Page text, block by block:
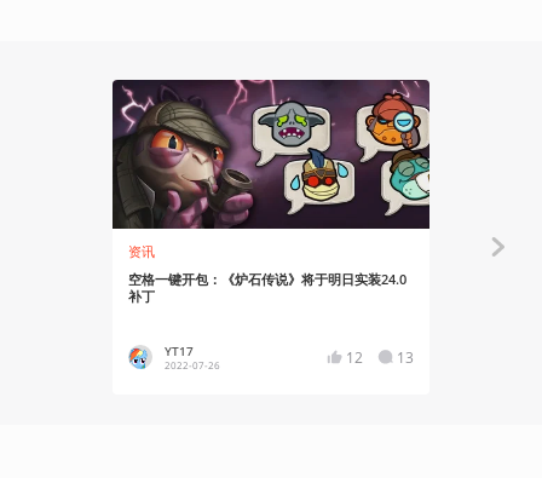
资讯
空格一键开包：《炉石传说》将于明日实装24.0
补丁
YT17
2022-07-26 12 13